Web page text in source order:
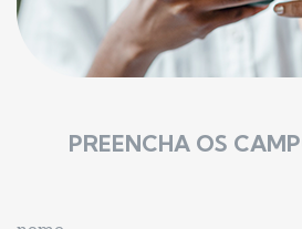
PREENCHA OS